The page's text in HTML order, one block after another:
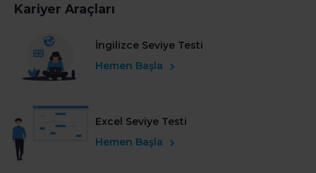
Kariyer Araçları
İngilizce Seviye Testi
Hemen Başla
Excel Seviye Testi
Hemen Başla